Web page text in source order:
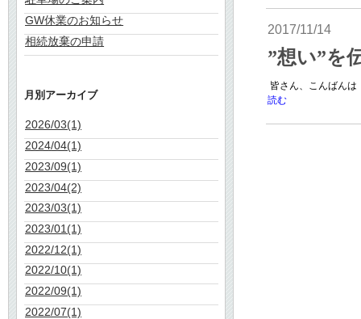
GW休業のお知らせ
相続放棄の申請
月別アーカイブ
2026/03(1)
2024/04(1)
2023/09(1)
2023/04(2)
2023/03(1)
2023/01(1)
2022/12(1)
2022/10(1)
2022/09(1)
2022/07(1)
2017/11/14
”想い”を
皆さん、こんばん
読む